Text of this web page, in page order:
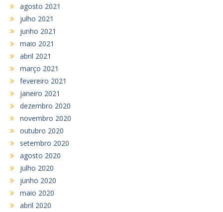
agosto 2021
julho 2021
junho 2021
maio 2021
abril 2021
março 2021
fevereiro 2021
janeiro 2021
dezembro 2020
novembro 2020
outubro 2020
setembro 2020
agosto 2020
julho 2020
junho 2020
maio 2020
abril 2020